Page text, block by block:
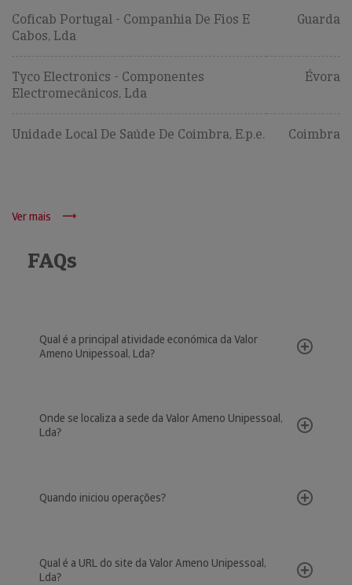
Coficab Portugal - Companhia De Fios E
Cabos, Lda
Guarda
Tyco Electronics - Componentes
Electromecânicos, Lda
Évora
Unidade Local De Saúde De Coimbra, E.p.e. Coimbra
Ver mais
FAQs
Qual é a principal atividade económica da Valor
Ameno Unipessoal, Lda?
Onde se localiza a sede da Valor Ameno Unipessoal,
Lda?
Quando iniciou operações?
Qual é a URL do site da Valor Ameno Unipessoal,
Lda?